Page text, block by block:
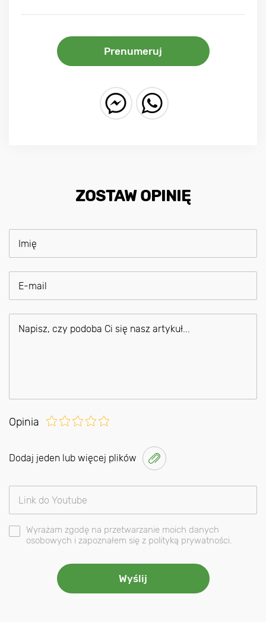
Prenumeruj
ZOSTAW OPINIĘ
Opinia
Dodaj jeden lub więcej plików
Wyrażam zgodę na przetwarzanie moich danych
osobowych i zapoznałem się z polityką prywatności.